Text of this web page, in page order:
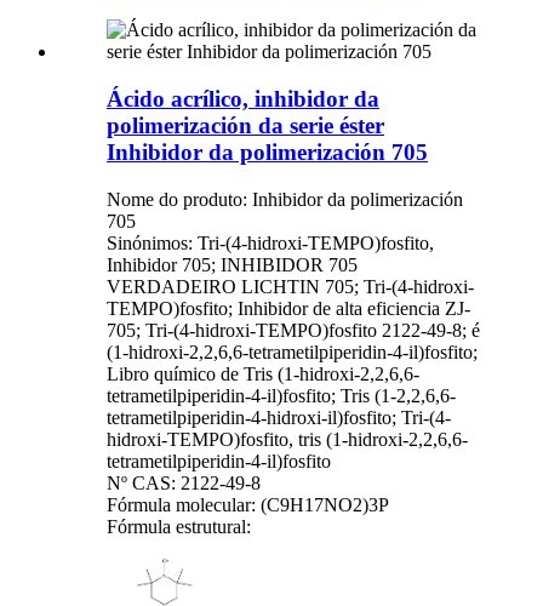
Ácido acrílico, inhibidor da
polimerización da serie éster
Inhibidor da polimerización 705
Nome do produto: Inhibidor da polimerización
705
Sinónimos: Tri-(4-hidroxi-TEMPO)fosfito,
Inhibidor 705; INHIBIDOR 705
VERDADEIRO LICHTIN 705; Tri-(4-hidroxi-
TEMPO)fosfito; Inhibidor de alta eficiencia ZJ-
705; Tri-(4-hidroxi-TEMPO)fosfito 2122-49-8; é
(1-hidroxi-2,2,6,6-tetrametilpiperidin-4-il)fosfito;
Libro químico de Tris (1-hidroxi-2,2,6,6-
tetrametilpiperidin-4-il)fosfito; Tris (1-2,2,6,6-
tetrametilpiperidin-4-hidroxi-il)fosfito; Tri-(4-
hidroxi-TEMPO)fosfito, tris (1-hidroxi-2,2,6,6-
tetrametilpiperidin-4-il)fosfito
Nº CAS: 2122-49-8
Fórmula molecular: (C9H17NO2)3P
Fórmula estrutural: